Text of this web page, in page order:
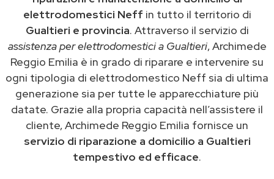
elettrodomestici Neff in tutto il territorio di
Gualtieri e provincia. Attraverso il servizio di
assistenza per elettrodomestici a Gualtieri, Archimede
Reggio Emilia è in grado di riparare e intervenire su
ogni tipologia di elettrodomestico Neff sia di ultima
generazione sia per tutte le apparecchiature più
datate. Grazie alla propria capacità nell’assistere il
cliente, Archimede Reggio Emilia fornisce un
servizio di riparazione a domicilio a Gualtieri
tempestivo ed efficace.